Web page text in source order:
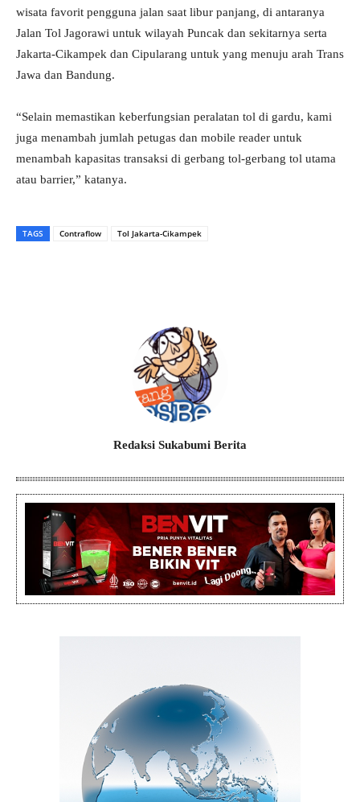
wisata favorit pengguna jalan saat libur panjang, di antaranya
Jalan Tol Jagorawi untuk wilayah Puncak dan sekitarnya serta
Jakarta-Cikampek dan Cipularang untuk yang menuju arah Trans
Jawa dan Bandung.
“Selain memastikan keberfungsian peralatan tol di gardu, kami
juga menambah jumlah petugas dan mobile reader untuk
menambah kapasitas transaksi di gerbang tol-gerbang tol utama
atau barrier,” katanya.
TAGS Contraflow Tol Jakarta-Cikampek
Redaksi Sukabumi Berita